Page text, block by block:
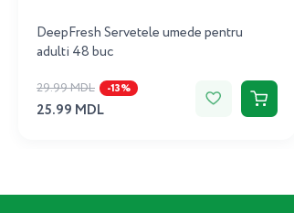
DeepFresh Servetele umede pentru
adulti 48 buc
29.99 MDL -13%
25.99 MDL